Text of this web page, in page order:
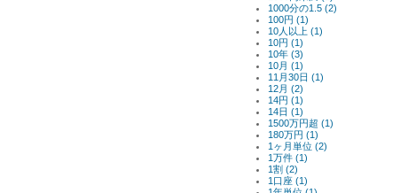
1000分の1.5 (2)
100円 (1)
10人以上 (1)
10円 (1)
10年 (3)
10月 (1)
11月30日 (1)
12月 (2)
14円 (1)
14日 (1)
1500万円超 (1)
180万円 (1)
1ヶ月単位 (2)
1万件 (1)
1割 (2)
1口座 (1)